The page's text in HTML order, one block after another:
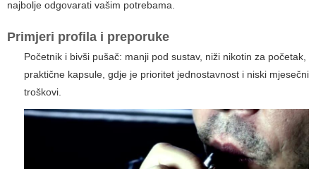
najbolje odgovarati vašim potrebama.
Primjeri profila i preporuke
Početnik i bivši pušač: manji pod sustav, niži nikotin za početak,
praktične kapsule, gdje je prioritet jednostavnost i niski mjesečni
troškovi.